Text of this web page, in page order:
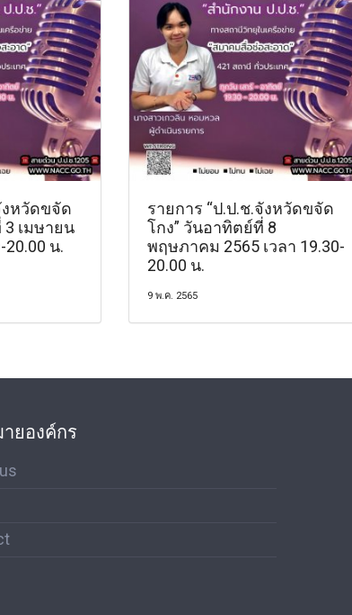
งหวัดขจัด
3 เมษายน
20.00 น.
รายการ “ป.ป.ช.จังหวัดขจัด
โกง” วันอาทิตย์ที่ 8
พฤษภาคม 2565 เวลา 19.30-
20.00 น.
9 พ.ค. 2565
ายองค์กร